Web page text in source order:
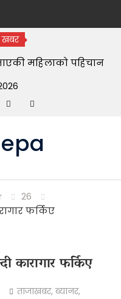
खबर
महिलाको पहिचान
26
फर्किए
कारागार फर्किए
ताजाखबर,ब्यानर,